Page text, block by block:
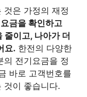
것은 가정의 재정
금을 확인하고
줄이고, 나아가 더
요. 한전의 다양한
의 전기요금을 정
바로 고객번호를
것이 좋습니다.